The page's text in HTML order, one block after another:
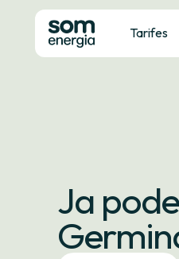
Tarifes
Ja